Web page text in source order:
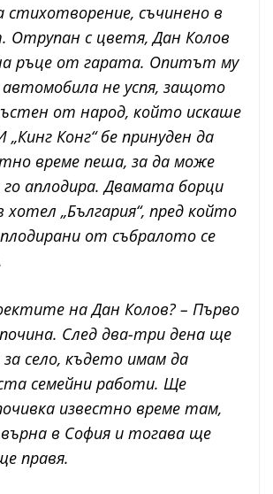
стихотворение, съчинено в
Отрупан с цветя, Дан Колов
ръце от гарата. Опитът му
автомобила не успя, защото
от народ, който искаше
„Кинг Конг“ бе принуден да
време пеша, за да може
аплодира. Двамата борци
хотел „България“, пред който
от събралото се
на Дан Колов? – Първо
След два-три дена ще
село, където имам да
семейни работи. Ще
известно време там,
в София и тогава ще
правя.